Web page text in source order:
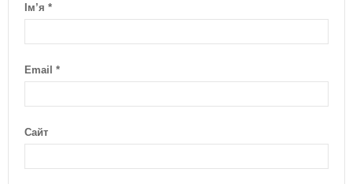
Ім’я *
Email *
Сайт